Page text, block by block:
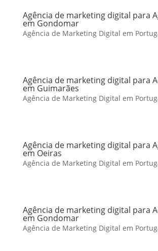
Agência de marketing digital para
em Gondomar
Agência de Marketing Digital em
Agência de marketing digital para
em Guimarães
Agência de Marketing Digital em
Agência de marketing digital para
em Oeiras
Agência de Marketing Digital em
Agência de marketing digital para
em Gondomar
Agência de Marketing Digital em